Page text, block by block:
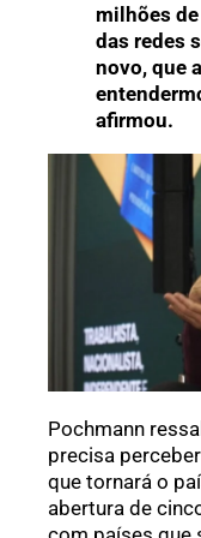
milhões
das redes
novo, que
afirmou.
Pochmann
precisa
que tornará o
abertura de